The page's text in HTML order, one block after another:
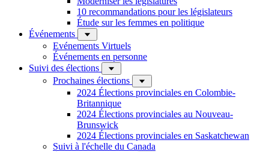
10 recommandations pour les législateurs
Étude sur les femmes en politique
Événements
Evénements Virtuels
Événements en personne
Suivi des élections
Prochaines élections
2024 Élections provinciales en Colombie-
Britannique
2024 Élections provinciales au Nouveau-
Brunswick
2024 Élections provinciales en Saskatchewan
Suivi à l'échelle du Canada